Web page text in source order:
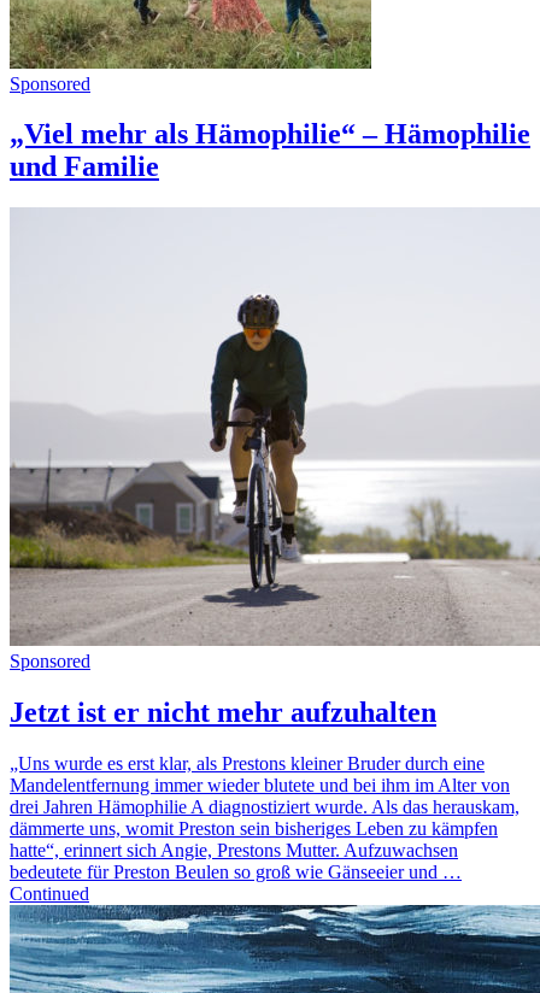
Sponsored
„Viel mehr als Hämophilie“ – Hämophilie
und Familie
Sponsored
Jetzt ist er nicht mehr aufzuhalten
„Uns wurde es erst klar, als Prestons kleiner Bruder durch eine
Mandelentfernung immer wieder blutete und bei ihm im Alter von
drei Jahren Hämophilie A diagnostiziert wurde. Als das herauskam,
dämmerte uns, womit Preston sein bisheriges Leben zu kämpfen
hatte“, erinnert sich Angie, Prestons Mutter. Aufzuwachsen
bedeutete für Preston Beulen so groß wie Gänseeier und …
Continued